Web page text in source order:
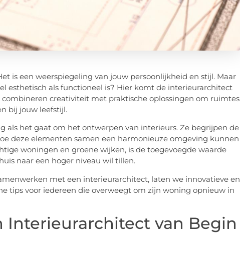
is een weerspiegeling van jouw persoonlijkheid en stijl. Maar
esthetisch als functioneel is? Hier komt de interieurarchitect
combineren creativiteit met praktische oplossingen om ruimtes
bij jouw leefstijl.
als het gaat om het ontwerpen van interieurs. Ze begrijpen de
deze elementen samen een harmonieuze omgeving kunnen
woningen en groene wijken, is de toegevoegde waarde
naar een hoger niveau wil tillen.
met een interieurarchitect, laten we innovatieve en
tips voor iedereen die overweegt om zijn woning opnieuw in
van Begin